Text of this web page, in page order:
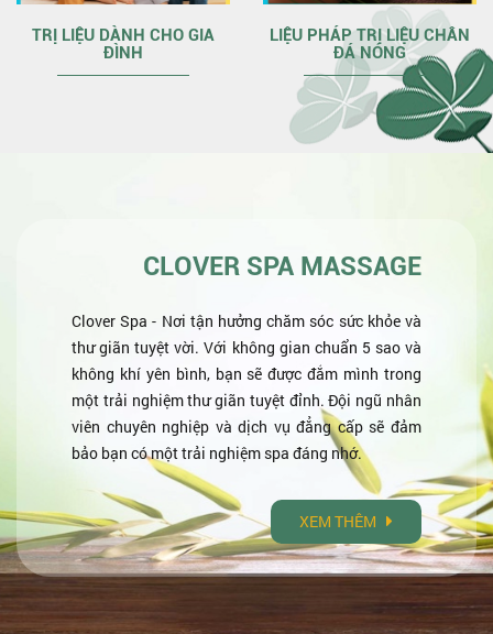
TRỊ LIỆU DÀNH CHO GIA
ĐÌNH
LIỆU PHÁP TRỊ LIỆU CHÂN
ĐÁ NÓNG
CLOVER SPA MASSAGE
Clover Spa - Nơi tận hưởng chăm sóc sức khỏe và
thư giãn tuyệt vời. Với không gian chuẩn 5 sao và
không khí yên bình, bạn sẽ được đắm mình trong
một trải nghiệm thư giãn tuyệt đỉnh. Đội ngũ nhân
viên chuyên nghiệp và dịch vụ đẳng cấp sẽ đảm
bảo bạn có một trải nghiệm spa đáng nhớ.
XEM THÊM